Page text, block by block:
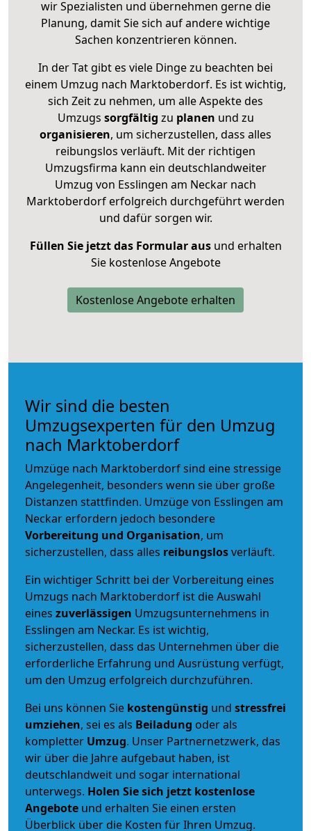
wir Spezialisten und übernehmen gerne die
Planung, damit Sie sich auf andere wichtige
Sachen konzentrieren können.
In der Tat gibt es viele Dinge zu beachten bei
einem Umzug nach Marktoberdorf. Es ist wichtig,
sich Zeit zu nehmen, um alle Aspekte des
Umzugs sorgfältig zu planen und zu
organisieren, um sicherzustellen, dass alles
reibungslos verläuft. Mit der richtigen
Umzugsfirma kann ein deutschlandweiter
Umzug von Esslingen am Neckar nach
Marktoberdorf erfolgreich durchgeführt werden
und dafür sorgen wir.
Füllen Sie jetzt das Formular ausund erhalten
Sie kostenlose Angebote
Kostenlose Angebote erhalten
Wir sind die besten
Umzugsexperten für den Umzug
nach Marktoberdorf
Umzüge nach Marktoberdorf sind eine stressige
Angelegenheit, besonders wenn sie über große
Distanzen stattfinden. Umzüge von Esslingen am
Neckar erfordern jedoch besondere
Vorbereitung und Organisation, um
sicherzustellen, dass alles reibungslosverläuft.
Ein wichtiger Schritt bei der Vorbereitung eines
Umzugs nach Marktoberdorf ist die Auswahl
eines zuverlässigen Umzugsunternehmens in
Esslingen am Neckar. Es ist wichtig,
sicherzustellen, dass das Unternehmen über die
erforderliche Erfahrung und Ausrüstung verfügt,
um den Umzug erfolgreich durchzuführen.
Bei uns können Sie kostengünstig und stressfrei
umziehen, sei es als Beiladung oder als
kompletter Umzug. Unser Partnernetzwerk, das
wir über die Jahre aufgebaut haben, ist
deutschlandweit und sogar international
unterwegs. Holen Sie sich jetzt kostenlose
Angebote und erhalten Sie einen ersten
Überblick über die Kosten für Ihren Umzug.